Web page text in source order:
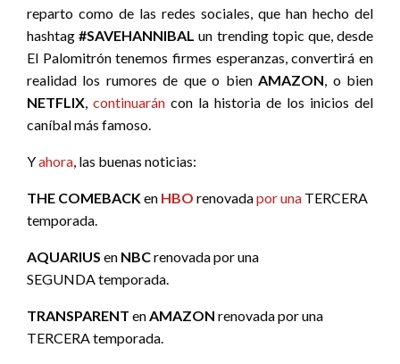
reparto como de las redes sociales, que han hecho del
hashtag#SAVEHANNIBAL un trending topic que, desde
El Palomitrón tenemos firmes esperanzas, convertirá en
realidad los rumores de que o bien AMAZON , o bien
NETFLIX continuarán con la historia de los inicios del
caníbal más famoso.
Yahora , las buenas noticias:
THE COMEBACKen HBO renovadaporuna TERCERA
temporada.
AQUARIUS en NBCrenovada por una
SEGUNDA temporada.
TRANSPARENT en AMAZON renovada por una
TERCERA temporada.